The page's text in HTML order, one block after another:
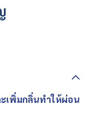
เพิ่มกลิ่นทำให้ผ่อน